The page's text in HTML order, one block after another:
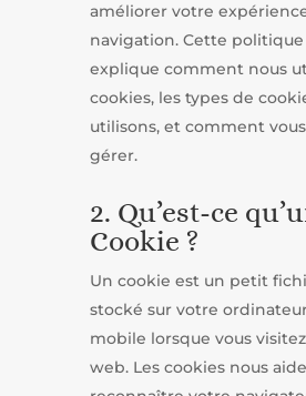
améliorer votre
navigation. Cette
explique comment nous
cookies, les types de
utilisons, et comment
gérer.
2. Qu’est-ce
Cookie ?
Un cookie est un petit
stocké sur votre
mobile lorsque vous
web. Les cookies nous